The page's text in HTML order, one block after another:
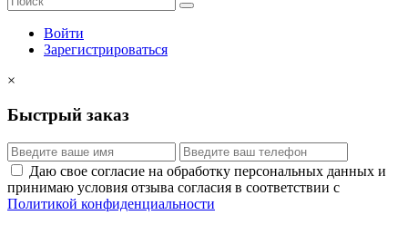
Войти
Зарегистрироваться
×
Быстрый заказ
Даю свое согласие на обработку персональных данных и
принимаю условия отзыва согласия в соответствии с
Политикой конфиденциальности